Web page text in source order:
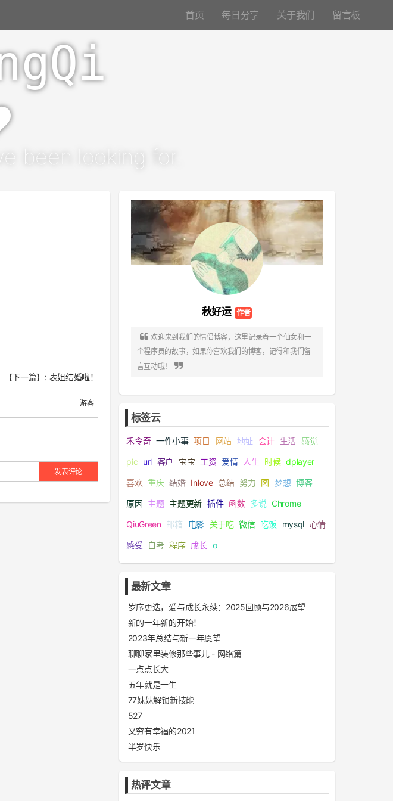
首页 每日分享 关于我们 留言板
been looking for.
【下一篇】: 表姐结婚啦！
游客
发表评论
秋好运
 欢迎来到我们的情侣博客，这里记录着一个仙女和一
个程序员的故事，如果你喜欢我们的博客，记得和我们留
言互动哦！

标签云
禾令奇 一件小事 项目 网站 地址 会计 生活 感觉
pic url 客户 宝宝 工资 爱情 人生 时候 dplayer
喜欢 重庆 结婚 Inlove 总结 努力 图 梦想 博客
原因 主题 主题更新 插件 函数 多说 Chrome
QiuGreen 邮箱 电影 关于吃 微信 吃饭 mysql 心情
感受 自考 程序 成长 o
最新文章
岁序更迭，爱与成长永续：2025回顾与2026展望
新的一年新的开始！
2023年总结与新一年愿望
聊聊家里装修那些事儿 - 网络篇
一点点长大
五年就是一生
77妹妹解锁新技能
527
又穷有幸福的2021
半岁快乐
热评文章